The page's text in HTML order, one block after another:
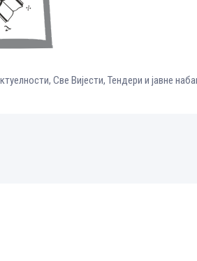
, Све Вијести, Тендери и јавне